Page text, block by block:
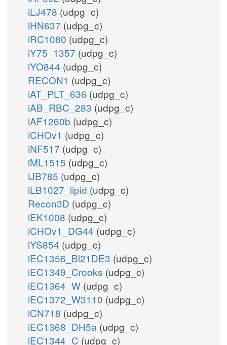
iLJ478 (udpg_c)
iHN637 (udpg_c)
iRC1080 (udpg_c)
iY75_1357 (udpg_c)
iYO844 (udpg_c)
RECON1 (udpg_c)
iAT_PLT_636 (udpg_c)
iAB_RBC_283 (udpg_c)
iAF1260b (udpg_c)
iCHOv1 (udpg_c)
iNF517 (udpg_c)
iML1515 (udpg_c)
iJB785 (udpg_c)
iLB1027_lipid (udpg_c)
Recon3D (udpg_c)
iEK1008 (udpg_c)
iCHOv1_DG44 (udpg_c)
iYS854 (udpg_c)
iEC1356_Bl21DE3 (udpg_c)
iEC1349_Crooks (udpg_c)
iEC1364_W (udpg_c)
iEC1372_W3110 (udpg_c)
iCN718 (udpg_c)
iEC1368_DH5a (udpg_c)
iEC1344_C (udpg_c)